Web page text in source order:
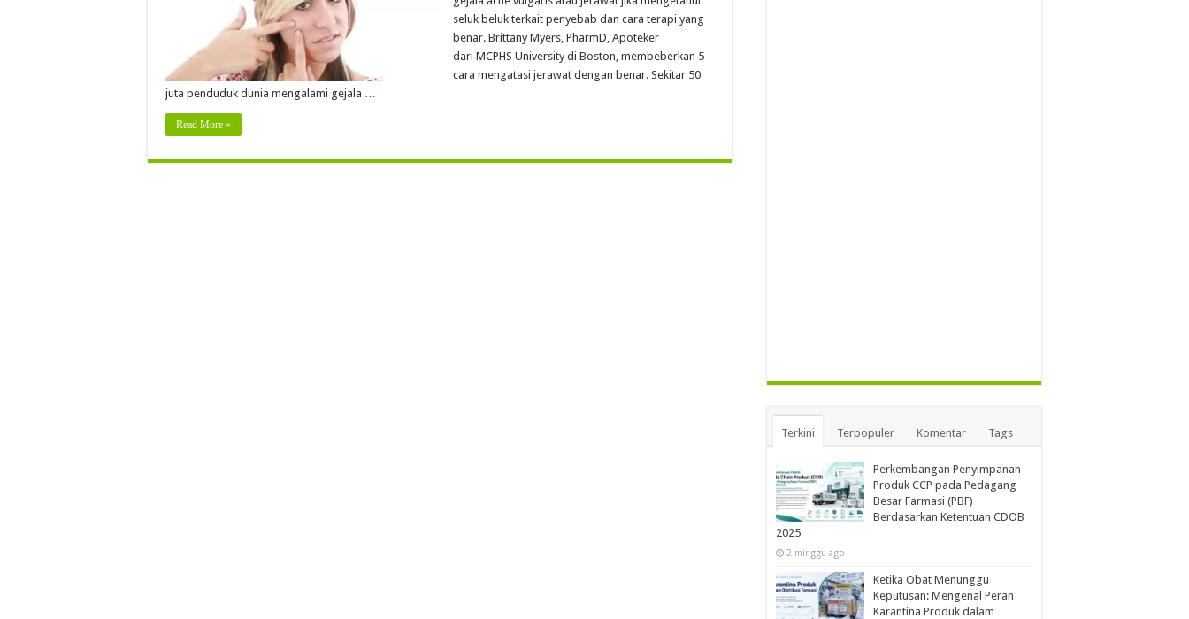
seluk beluk terkait penyebab dan cara terapi yang
benar. Brittany Myers, PharmD, Apoteker
dari MCPHS University di Boston, membeberkan 5
cara mengatasi jerawat dengan benar. Sekitar 50
juta penduduk dunia mengalami gejala …
Read More »
Terkini Terpopuler Komentar Tags
Perkembangan Penyimpanan
Produk CCP pada Pedagang
Besar Farmasi (PBF)
Berdasarkan Ketentuan CDOB
2025
2 minggu ago
Ketika Obat Menunggu
Keputusan: Mengenal Peran
Karantina Produk dalam